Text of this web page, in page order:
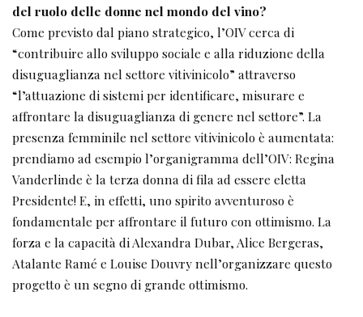
del ruolo delle donne nel mondo del vino?
Come previsto dal piano strategico, l’OIV cerca di
“contribuire allo sviluppo sociale e alla riduzione della
disuguaglianza nel settore vitivinicolo” attraverso
“l’attuazione di sistemi per identificare, misurare e
affrontare la disuguaglianza di genere nel settore”. La
presenza femminile nel settore vitivinicolo è aumentata:
prendiamo ad esempio l’organigramma dell’OIV: Regina
Vanderlinde è la terza donna di fila ad essere eletta
Presidente! E, in effetti, uno spirito avventuroso è
fondamentale per affrontare il futuro con ottimismo. La
forza e la capacità di Alexandra Dubar, Alice Bergeras,
Atalante Ramé e Louise Douvry nell’organizzare questo
progetto è un segno di grande ottimismo.